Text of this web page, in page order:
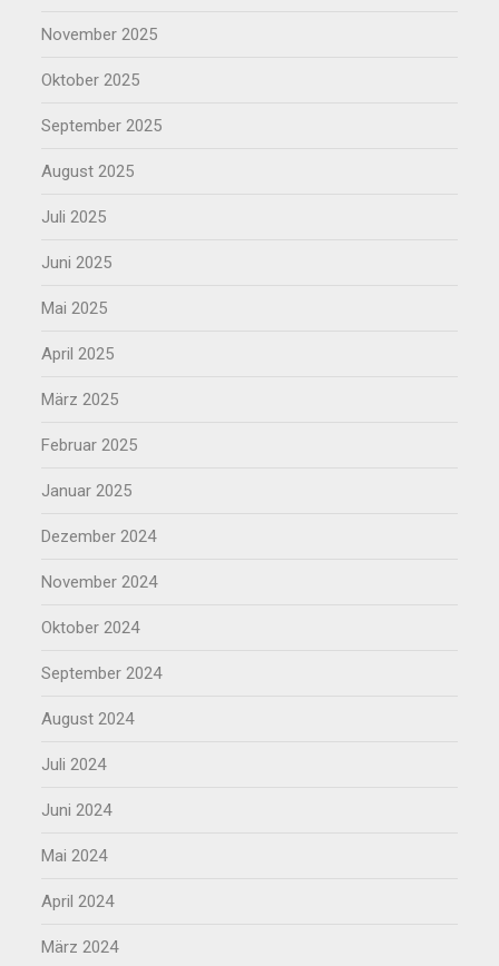
November 2025
Oktober 2025
September 2025
August 2025
Juli 2025
Juni 2025
Mai 2025
April 2025
März 2025
Februar 2025
Januar 2025
Dezember 2024
November 2024
Oktober 2024
September 2024
August 2024
Juli 2024
Juni 2024
Mai 2024
April 2024
März 2024